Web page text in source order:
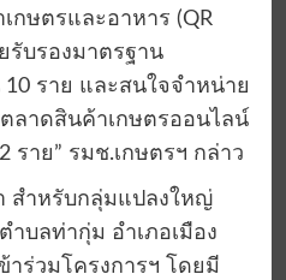
กษตรและอาหาร (QR
รับรองมาตรฐาน
ราย และสนใจจำหน่าย
ลาดสินค้าเกษตรออนไลน์
ราย” รมช.เกษตรฯ กล่าว
สำหรับกลุ่มแปลงใหญ่
ำบลท่ากุ่ม อำเภอเมือง
าร่วมโครงการฯ โดยมี